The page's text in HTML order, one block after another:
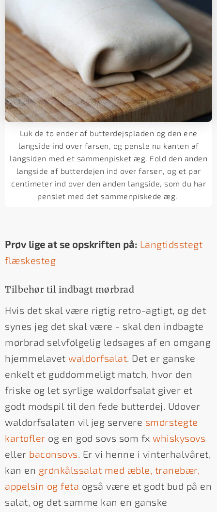
Luk de to ender af butterdejspladen og den ene
langside ind over farsen, og pensle nu kanten af
langsiden med et sammenpisket æg. Fold den anden
langside af butterdejen ind over farsen, og et par
centimeter ind over den anden langside, som du har
penslet med det sammenpiskede æg.
Prøv lige at se opskriften på: Langtidsstegt
flæskesteg
Tilbehør til indbagt mørbrad
Hvis det skal være rigtig retro-agtigt, og det
synes jeg det skal være - skal den indbagte
mørbrad selvfølgelig ledsages af en omgang
hjemmelavet waldorfsalat. Det er ganske
enkelt et guddommeligt match, hvor den
friske og let syrlige waldorfsalat giver et
godt modspil til den fede butterdej. Udover
waldorfsalaten vil jeg servere smørstegte
kartofler og en god sovs som fx whiskysovs
eller baconsovs. Er vi henne i vinterhalvåret,
kan en grønkålssalat med æble, tranebær,
appelsin og feta også være et godt bud på en
salat, og det samme kan en ganske